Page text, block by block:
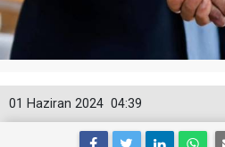
04:39
01 Haziran 2024